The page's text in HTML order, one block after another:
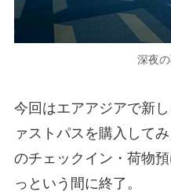
深夜
今回はエアアジアで新
ァストパスを購入して
のチェックイン・荷物
っという間に終了。